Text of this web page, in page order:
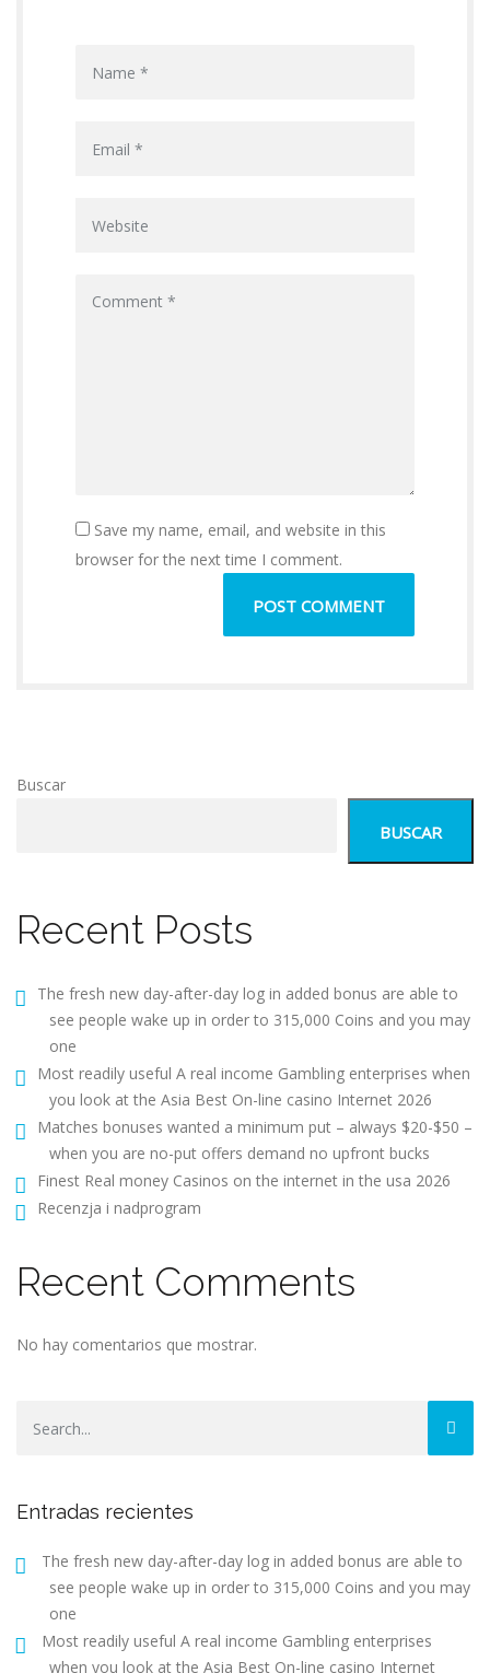
Save my name, email, and website in this
browser for the next time I comment.
Buscar
BUSCAR
Recent Posts
The fresh new day-after-day log in added bonus are able to
see people wake up in order to 315,000 Coins and you may
one
Most readily useful A real income Gambling enterprises when
you look at the Asia Best On-line casino Internet 2026
Matches bonuses wanted a minimum put – always $20-$50 –
when you are no-put offers demand no upfront bucks
Finest Real money Casinos on the internet in the usa 2026
Recenzja i nadprogram
Recent Comments
No hay comentarios que mostrar.
Entradas recientes
The fresh new day-after-day log in added bonus are able to
see people wake up in order to 315,000 Coins and you may
one
Most readily useful A real income Gambling enterprises
when you look at the Asia Best On-line casino Internet